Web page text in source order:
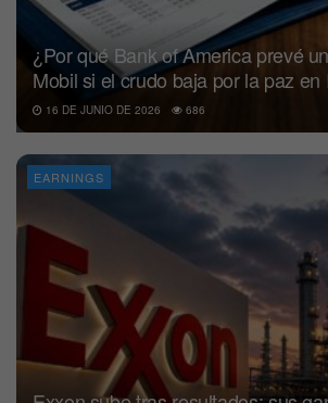
¿Por qué Bank of America prevé
Mobil si el crudo baja por la paz en
16 DE JUNIO DE 2026 686
EARNINGS